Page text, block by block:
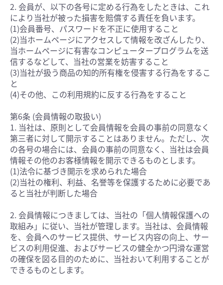
2. 会員が、以下の各号に定める行為をしたときは、これ
により当社が被った損害を賠償する責任を負います。
(1)会員番号、パスワードを不正に使用すること
(2)当ホームページにアクセスして情報を改ざんしたり、
当ホームページに有害なコンピュータープログラムを送
信するなどして、当社の営業を妨害すること
(3)当社が扱う商品の知的所有権を侵害する行為をするこ
と
(4)その他、この利用規約に反する行為をすること
第6条 (会員情報の取扱い)
1. 当社は、原則として会員情報を会員の事前の同意なく
第三者に対して開示することはありません。ただし、次
の各号の場合には、会員の事前の同意なく、当社は会員
情報その他のお客様情報を開示できるものとします。
(1)法令に基づき開示を求められた場合
(2)当社の権利、利益、名誉等を保護するために必要であ
ると当社が判断した場合
2. 会員情報につきましては、当社の「個人情報保護への
取組み」に従い、当社が管理します。当社は、会員情報
を、会員へのサービス提供、サービス内容の向上、サー
ビスの利用促進、およびサービスの健全かつ円滑な運営
の確保を図る目的のために、当社おいて利用することが
できるものとします。